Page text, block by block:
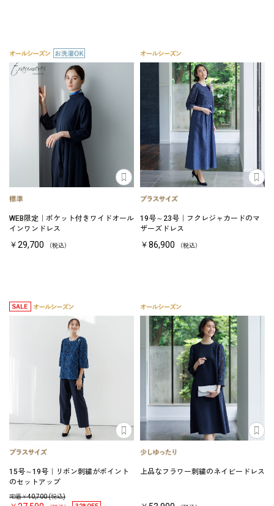
WEB限定｜ポケット付きワイドオール
インワンドレス
￥29,700 （税込）
19号～23号｜フクレジャカードのマ
ザーズドレス
￥86,900 （税込）
15号～19号｜リボン刺繍がポイント
のセットアップ
定価￥40,700(税込)
上品なフラワー刺繍のネイビードレス